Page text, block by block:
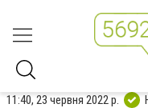
11:40, 23 червня 2022 р.